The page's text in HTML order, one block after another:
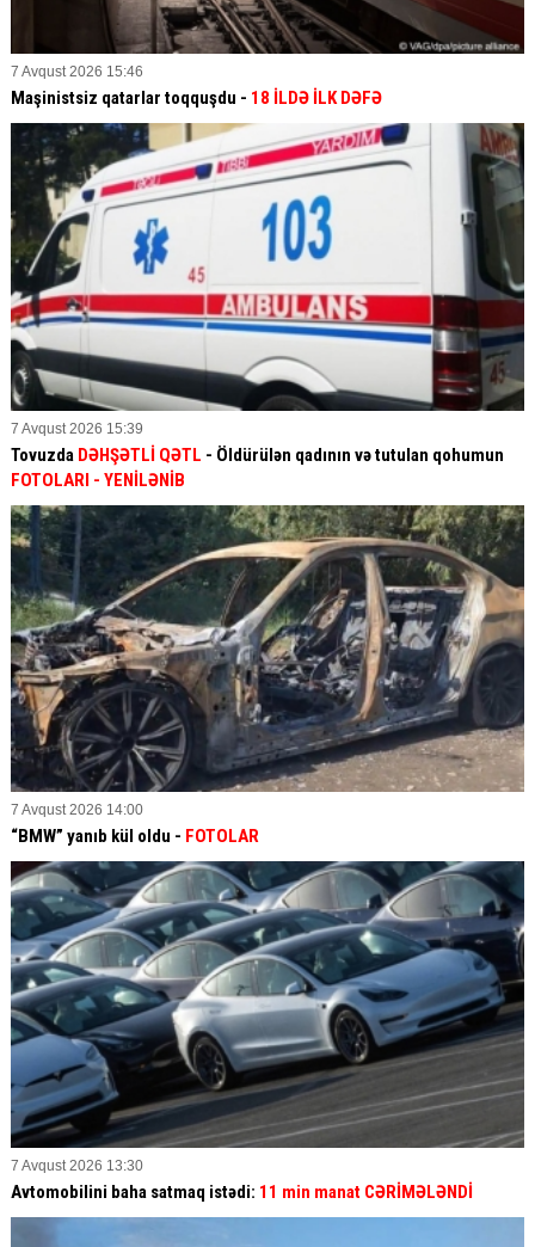
7 Avqust 2026 15:46
Maşinistsiz qatarlar toqquşdu - 18 İLDƏ İLK DƏFƏ
7 Avqust 2026 15:39
Tovuzda DƏHŞƏTLİ QƏTL - Öldürülən qadının və tutulan qohumun
FOTOLARI - YENİLƏNİB
7 Avqust 2026 14:00
“BMW” yanıb kül oldu - FOTOLAR
7 Avqust 2026 13:30
Avtomobilini baha satmaq istədi: 11 min manat CƏRİMƏLƏNDİ